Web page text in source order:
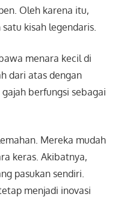
Oleh karena itu,
kisah legendaris.
menara kecil di
dari atas dengan
berfungsi sebagai
Mereka mudah
keras. Akibatnya,
pasukan sendiri.
menjadi inovasi